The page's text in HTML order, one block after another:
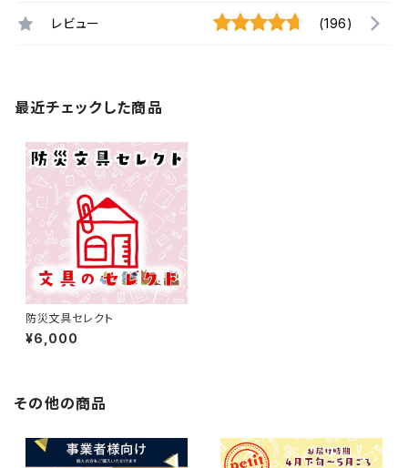
レビュー (196)
最近チェックした商品
防災文具セレクト
¥6,000
その他の商品